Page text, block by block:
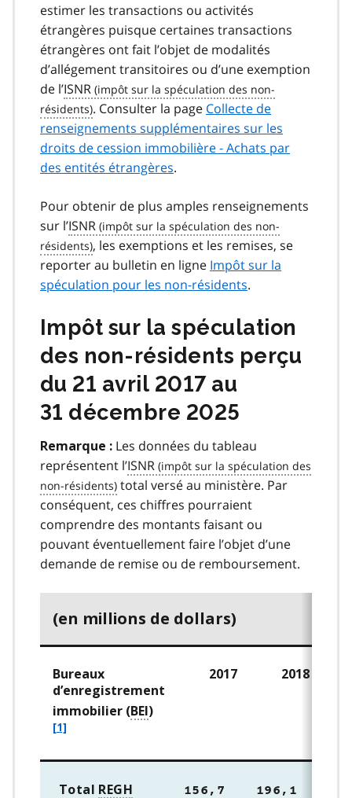
estimer les transactions ou activités
étrangères puisque certaines transactions
étrangères ont fait l’objet de modalités
d’allégement transitoires ou d’une exemption
de l’ISNR
. Consulter la page Collecte de
renseignements supplémentaires sur les
droits de cession immobilière - Achats par
des entités étrangères.
Pour obtenir de plus amples renseignements
sur l’ISNR
, les exemptions et les remises, se
reporter au bulletin en ligne Impôt sur la
spéculation pour les non-résidents.
Impôt sur la spéculation
des non-résidents perçu
du 21 avril 2017 au
31 décembre 2025
Remarque : Les données du tableau
représentent l’ISNR
total versé au ministère. Par
conséquent, ces chiffres pourraient
comprendre des montants faisant ou
pouvant éventuellement faire l’objet d’une
demande de remise ou de remboursement.
(en millions de dollars)
Bureaux
d’enregistrement
immobilier (BEI)
[1]
2017 2018
Total REGH 156,7 196,1